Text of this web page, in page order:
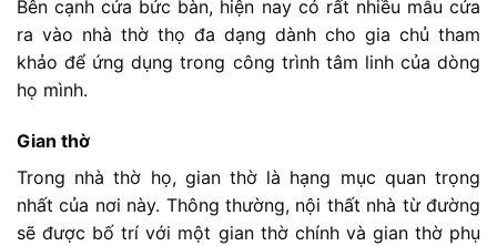
Bên cạnh cửa bức bàn, hiện nay có rất nhiều mẫu cửa
ra vào nhà thờ thọ đa dạng dành cho gia chủ tham
khảo để ứng dụng trong công trình tâm linh của dòng
họ mình.
Gian thờ
Trong nhà thờ họ, gian thờ là hạng mục quan trọng
nhất của nơi này. Thông thường, nội thất nhà từ đường
sẽ được bố trí với một gian thờ chính và gian thờ phụ